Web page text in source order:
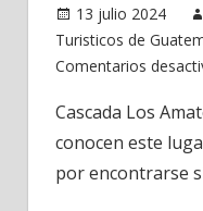
13 julio 2024
Turisticos de
Comentarios
Cascada Los
conocen este
por encontrarse